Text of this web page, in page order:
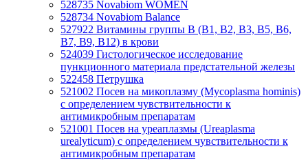
528735 Novabiom WOMEN
528734 Novabiom Balance
527922 Витамины группы B (B1, B2, B3, B5, B6,
B7, B9, B12) в крови
524039 Гистологическое исследование
пункционного материала предстательной железы
522458 Петрушка
521002 Посев на микоплазму (Mycoplasma hominis)
с определением чувствительности к
антимикробным препаратам
521001 Посев на уреаплазмы (Ureaplasma
urealyticum) с определением чувствительности к
антимикробным препаратам